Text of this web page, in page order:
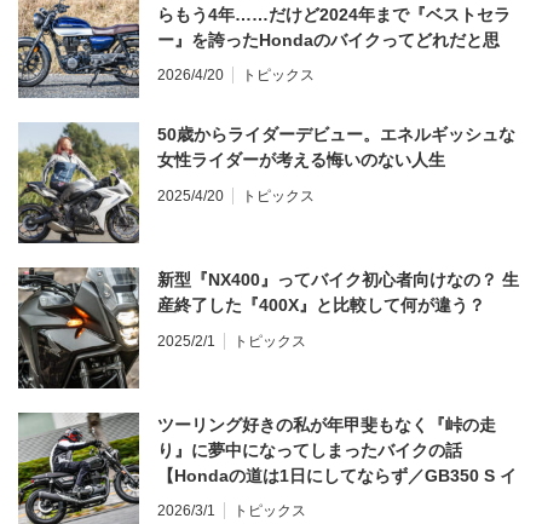
らもう4年……だけど2024年まで『ベストセラ
ー』を誇ったHondaのバイクってどれだと思
う？
2026/4/20 トピックス
50歳からライダーデビュー。エネルギッシュな
女性ライダーが考える悔いのない人生
2025/4/20 トピックス
新型『NX400』ってバイク初心者向けなの？ 生
産終了した『400X』と比較して何が違う？
2025/2/1 トピックス
ツーリング好きの私が年甲斐もなく『峠の走
り』に夢中になってしまったバイクの話
【Hondaの道は1日にしてならず／GB350 S イ
ンプレ・レビュー 前編】
2026/3/1 トピックス